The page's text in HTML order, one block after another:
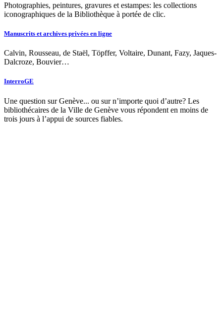
Photographies, peintures, gravures et estampes: les collections
iconographiques de la Bibliothèque à portée de clic.
Manuscrits et archives privées en ligne
Calvin, Rousseau, de Staël, Töpffer, Voltaire, Dunant, Fazy, Jaques-
Dalcroze, Bouvier…
InterroGE
Une question sur Genève... ou sur n’importe quoi d’autre? Les
bibliothécaires de la Ville de Genève vous répondent en moins de
trois jours à l’appui de sources fiables.